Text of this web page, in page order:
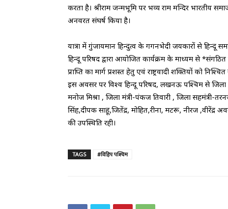
करता है। श्रीराम जन्मभूमि पर भव्य राम मन्दिर भारतीय
अनवरत संघर्ष किया है।
यात्रा में गुंजायमान हिन्दुत्व के गगनभेदी जयकारों से
हिन्दू परिषद द्वारा आयोजित कार्यक्रम के माध्यम से
प्राप्ति का मार्ग प्रशस्त हेतु एवं राष्ट्रवादी शक्तियों को
इस अवसर पर विश्व हिन्दू परिषद, लखनऊ पश्चिम से जिला
मनोज मिश्रा , जिला मंत्री-पंकज तिवारी , जिला सहमंत्री-
सिंह,दीपक साहू,जितेंद्र, मोहित,रीना, मटरू, नीरज ,वीरेंद्र
की उपस्थिति रही।
TAGS #विहिप पश्चिम